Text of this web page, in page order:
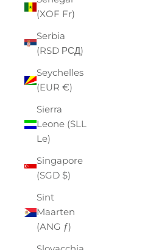
(XOF Fr)
Serbia
(RSD РСД)
Seychelles
(EUR €)
Sierra
Leone (SLL
Le)
Singapore
(SGD $)
Sint
Maarten
(ANG ƒ)